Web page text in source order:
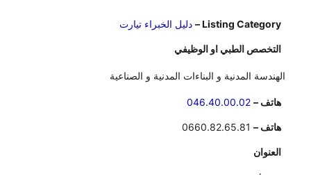
Listing Category – دليل الخبراء تيارت
التخصص الطبي او الوظيفي
الهندسة المدنية و البناءات المدنية و الصناعية
هاتف – 046.40.00.02
هاتف – 0660.82.65.81
العنوان